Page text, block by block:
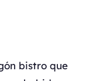
bistro que